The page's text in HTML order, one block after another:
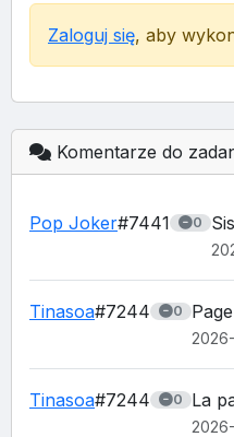
Zaloguj się, aby
Komentarze do
Pop Joker#7441 0
Tinasoa#7244 0
Tinasoa#7244 0 La